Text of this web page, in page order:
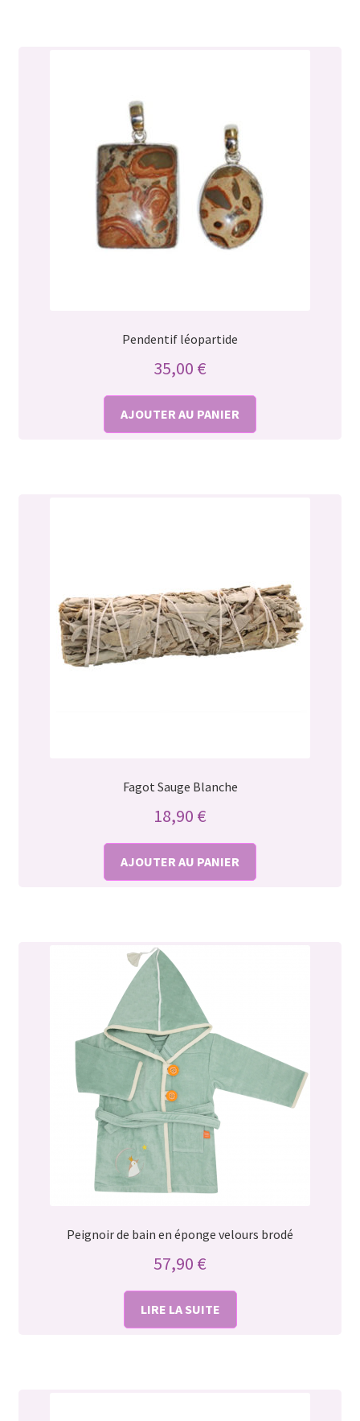
Pendentif léopartide
35,00 €
AJOUTER AU PANIER
Fagot Sauge Blanche
18,90 €
AJOUTER AU PANIER
Peignoir de bain en éponge velours brodé
57,90 €
LIRE LA SUITE